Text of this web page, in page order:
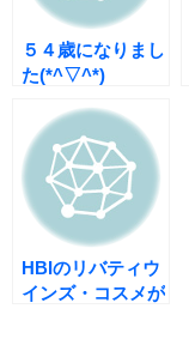
５４歳になりまし
た(*^▽^*)
HBIのリバティウ
インズ・コスメが